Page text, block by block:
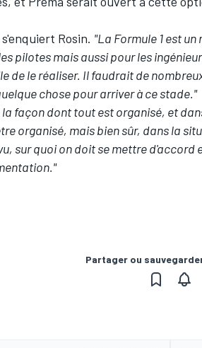
s'enquiert Rosin. "La Formule 1 est
pilotes mais aussi pour les
de le réaliser. Il faudrait de
chose pour arriver à ce stade."
façon dont tout est organisé, et
organisé, mais bien sûr, dans la
sur quoi on doit se mettre
Partager ou